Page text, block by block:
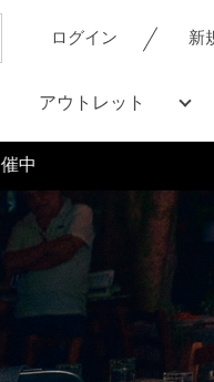
ログイン 新
アウトレット